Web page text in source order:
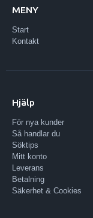
MENY
Start
Kontakt
Hjälp
För nya kunder
Så handlar du
Söktips
Mitt konto
Leverans
Betalning
Säkerhet & Cookies